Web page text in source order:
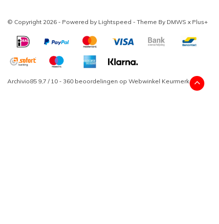
© Copyright 2026 - Powered by Lightspeed - Theme By DMWS x Plus+
Archivio85 9,7 / 10 - 360 beoordelingen op Webwinkel Keurmerk